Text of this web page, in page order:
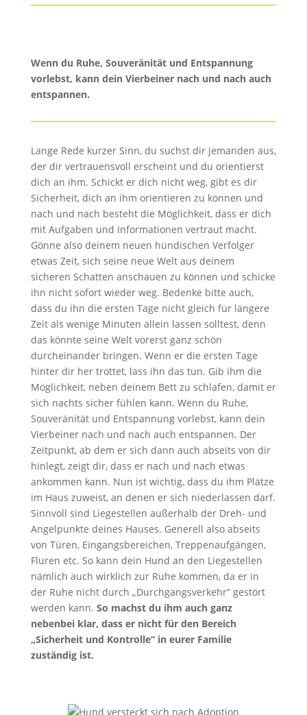
Wenn du Ruhe, Souveränität und Entspannung
vorlebst, kann dein Vierbeiner nach und nach auch
entspannen.
Lange Rede kurzer Sinn, du suchst dir jemanden aus,
der dir vertrauensvoll erscheint und du orientierst
dich an ihm. Schickt er dich nicht weg, gibt es dir
Sicherheit, dich an ihm orientieren zu können und
nach und nach besteht die Möglichkeit, dass er dich
mit Aufgaben und Informationen vertraut macht.
Gönne also deinem neuen hündischen Verfolger
etwas Zeit, sich seine neue Welt aus deinem
sicheren Schatten anschauen zu können und schicke
ihn nicht sofort wieder weg. Bedenke bitte auch,
dass du ihn die ersten Tage nicht gleich für längere
Zeit als wenige Minuten allein lassen solltest, denn
das könnte seine Welt vorerst ganz schön
durcheinander bringen. Wenn er die ersten Tage
hinter dir her trottet, lass ihn das tun. Gib ihm die
Möglichkeit, neben deinem Bett zu schlafen, damit er
sich nachts sicher fühlen kann. Wenn du Ruhe,
Souveränität und Entspannung vorlebst, kann dein
Vierbeiner nach und nach auch entspannen. Der
Zeitpunkt, ab dem er sich dann auch abseits von dir
hinlegt, zeigt dir, dass er nach und nach etwas
ankommen kann. Nun ist wichtig, dass du ihm Plätze
im Haus zuweist, an denen er sich niederlassen darf.
Sinnvoll sind Liegestellen außerhalb der Dreh- und
Angelpunkte deines Hauses. Generell also abseits
von Türen, Eingangsbereichen, Treppenaufgängen,
Fluren etc. So kann dein Hund an den Liegestellen
nämlich auch wirklich zur Ruhe kommen, da er in
der Ruhe nicht durch „Durchgangsverkehr“ gestört
werden kann. So machst du ihm auch ganz
nebenbei klar, dass er nicht für den Bereich
„Sicherheit und Kontrolle“ in eurer Familie
zuständig ist.